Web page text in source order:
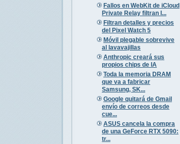
Fallos en WebKit de iCloud
Private Relay filtran I...
Filtran detalles y precios
del Pixel Watch 5
Móvil plegable sobrevive
al lavavajillas
Anthropic creará sus
propios chips de IA
Toda la memoria DRAM
que va a fabricar
Samsung, SK...
Google quitará de Gmail
envío de correos desde
cue...
ASUS cancela la compra
de una GeForce RTX 5090:
tr...